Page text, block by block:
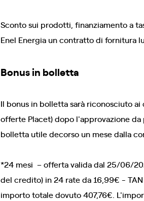
Sconto sui prodotti, finanziamento a
Enel Energia un contratto di fornitura
Bonus in bolletta
Il bonus in bolletta sarà riconosciuto
offerte Placet) dopo l'approvazione
bolletta utile decorso un mese dalla
*24 mesi – offerta valida dal 25/06/
del credito) in 24 rate da 16,99€ -
importo totale dovuto 407,76€.